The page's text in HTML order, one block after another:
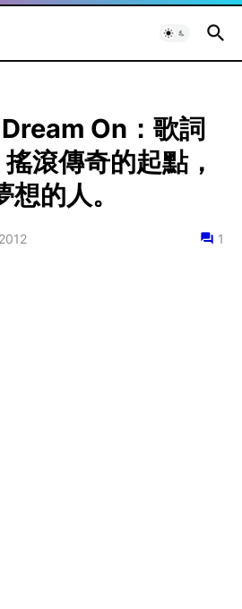
On：歌詞
滾傳奇的起點，
的人。
1